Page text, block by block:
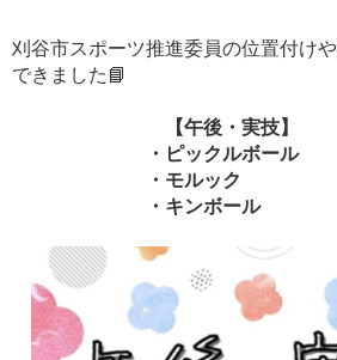
刈谷市スポーツ推進委員の位置付け
できました📘
【午後・実技】
・ピックルボール
・モルック
・キンボール